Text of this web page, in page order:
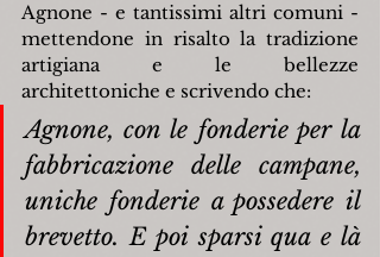
Agnone - e tantissimi altri comuni -
mettendone in risalto la tradizione
artigiana e le bellezze
architettoniche e scrivendo che:
Agnone, con le fonderie per la
fabbricazione delle campane,
uniche fonderie a possedere il
brevetto. E poi sparsi qua e là